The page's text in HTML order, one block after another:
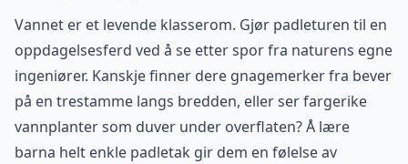
Vannet er et levende klasserom. Gjør padleturen til en
oppdagelsesferd ved å se etter spor fra naturens egne
ingeniører. Kanskje finner dere gnagemerker fra bever
på en trestamme langs bredden, eller ser fargerike
vannplanter som duver under overflaten? Å lære
barna helt enkle padletak gir dem en følelse av